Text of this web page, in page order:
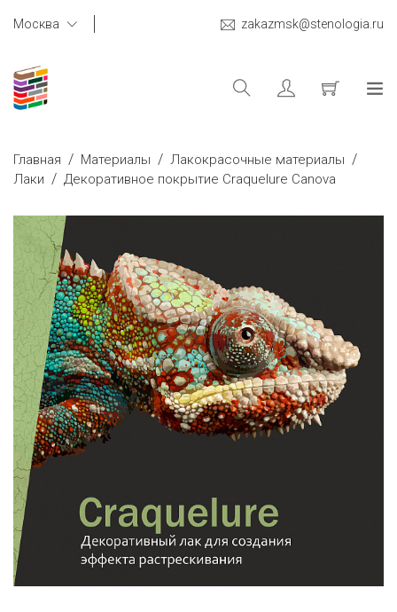
Москва zakazmsk@stenologia.ru
Главная / Материалы / Лакокрасочные материалы /
Лаки / Декоративное покрытие Craquelure Canova